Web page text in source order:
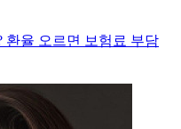
환율 오르면 보험료 부담